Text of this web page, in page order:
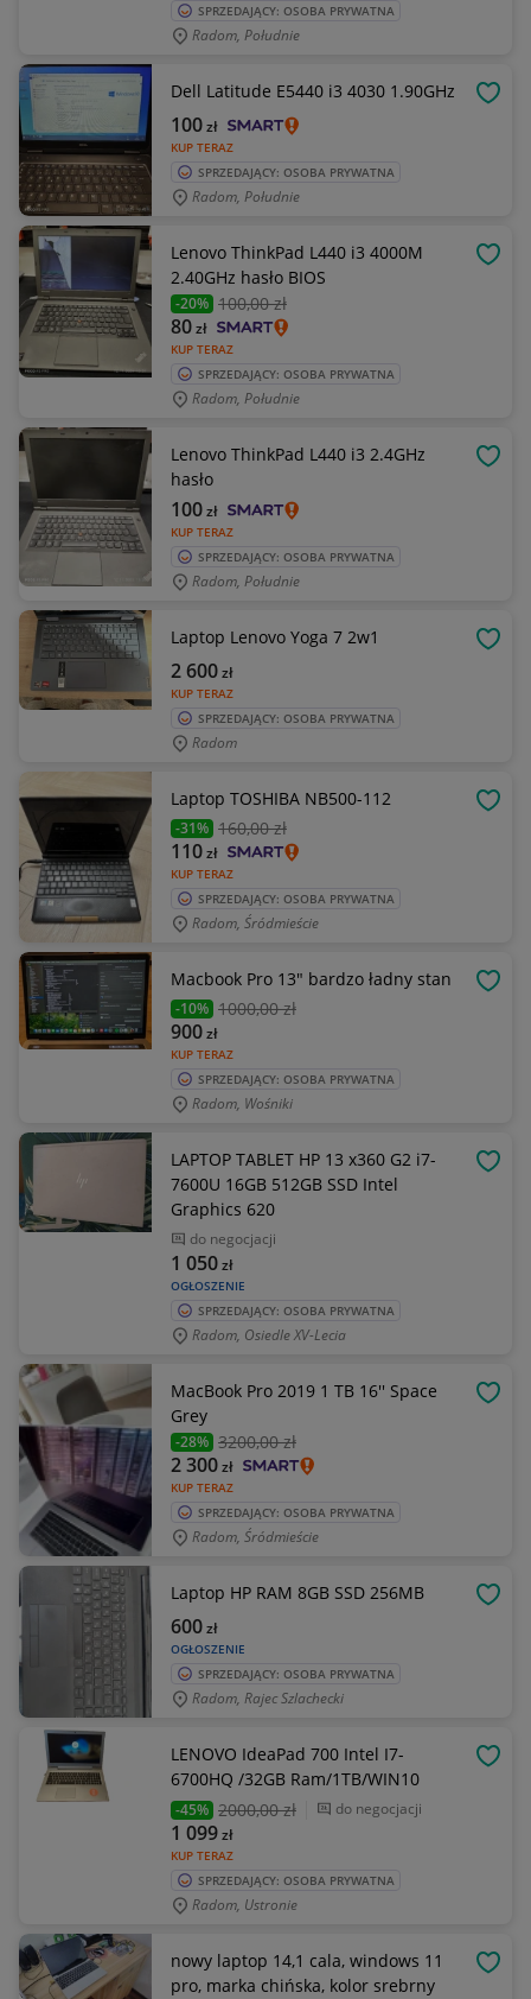
SPRZEDAJĄCY: OSOBA PRYWATNA
Radom, Południe
Dell Latitude E5440 i3 4030 1.90GHz
KUP TERAZ
100zł
SPRZEDAJĄCY: OSOBA PRYWATNA
Radom, Południe
Lenovo ThinkPad L440 i3 4000M
2.40GHz hasło BIOS
-20% 100,00 zł
KUP TERAZ
80zł
SPRZEDAJĄCY: OSOBA PRYWATNA
Radom, Południe
Lenovo ThinkPad L440 i3 2.4GHz
hasło
KUP TERAZ
100zł
SPRZEDAJĄCY: OSOBA PRYWATNA
Radom, Południe
Laptop Lenovo Yoga 7 2w1
KUP TERAZ
2 600zł
SPRZEDAJĄCY: OSOBA PRYWATNA
Radom
Laptop TOSHIBA NB500-112
-31% 160,00 zł
KUP TERAZ
110zł
SPRZEDAJĄCY: OSOBA PRYWATNA
Radom, Śródmieście
Macbook Pro 13" bardzo ładny stan
-10% 1000,00 zł
KUP TERAZ
900zł
SPRZEDAJĄCY: OSOBA PRYWATNA
Radom, Wośniki
LAPTOP TABLET HP 13 x360 G2 i7-
7600U 16GB 512GB SSD Intel
Graphics 620
do negocjacji
OGŁOSZENIE
1 050zł
SPRZEDAJĄCY: OSOBA PRYWATNA
Radom, Osiedle XV-Lecia
MacBook Pro 2019 1 TB 16'' Space
Grey
-28% 3200,00 zł
KUP TERAZ
2 300zł
SPRZEDAJĄCY: OSOBA PRYWATNA
Radom, Śródmieście
Laptop HP RAM 8GB SSD 256MB
OGŁOSZENIE
600zł
SPRZEDAJĄCY: OSOBA PRYWATNA
Radom, Rajec Szlachecki
LENOVO IdeaPad 700 Intel I7-
6700HQ /32GB Ram/1TB/WIN10
-45% 2000,00 zł do negocjacji
KUP TERAZ
1 099zł
SPRZEDAJĄCY: OSOBA PRYWATNA
Radom, Ustronie
nowy laptop 14,1 cala, windows 11
pro, marka chińska, kolor srebrny